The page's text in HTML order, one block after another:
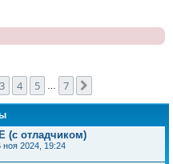
1 из
3 4 5 7
(с отладчиком)
ноя 2024, 19:24